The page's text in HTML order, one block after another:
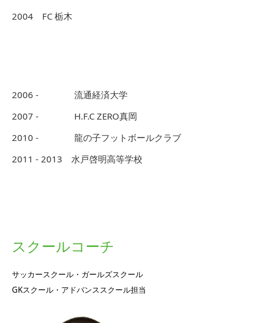
2004 FC 栃木
2006 - 流通経済大学
2007 - H.F.C ZERO真岡
2010 - 龍の子フットボールクラブ
2011 - 2013 水戸啓明高等学校
スクールコーチ
サッカースクール・ガールズスクール
GKスクール・アドバンススクール担当